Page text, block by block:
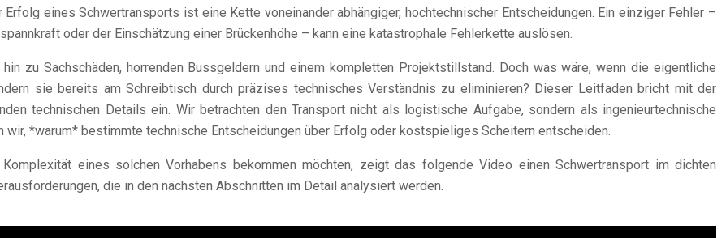
eines Schwertransports ist eine Kette voneinander abhängiger, hochtechnischer Entscheidungen. Ein einziger Fehler –
oder der Einschätzung einer Brückenhöhe – kann eine katastrophale Fehlerkette auslösen.
zu Sachschäden, horrenden Bussgeldern und einem kompletten Projektstillstand. Doch was wäre, wenn die eigentliche
sie bereits am Schreibtisch durch präzises technisches Verständnis zu eliminieren? Dieser Leitfaden bricht mit der
technischen Details ein. Wir betrachten den Transport nicht als logistische Aufgabe, sondern als ingenieurtechnische
*warum* bestimmte technische Entscheidungen über Erfolg oder kostspieliges Scheitern entscheiden.
eines solchen Vorhabens bekommen möchten, zeigt das folgende Video einen Schwertransport im dichten
die in den nächsten Abschnitten im Detail analysiert werden.